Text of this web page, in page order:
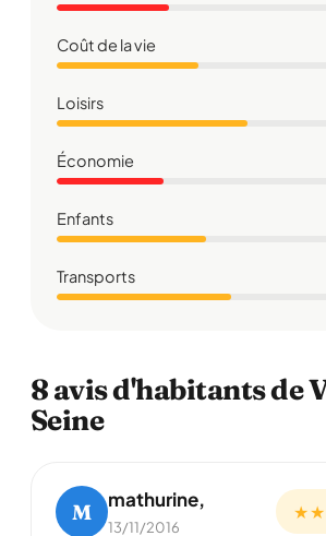
Coût de la vie
Loisirs
Économie
Enfants
Transports
8 avis d'habitants de
Seine
M mathurine,
13/11/2016
★ ★